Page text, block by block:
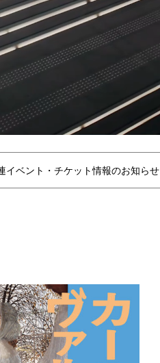
イベント・チケット情報のお知らせ